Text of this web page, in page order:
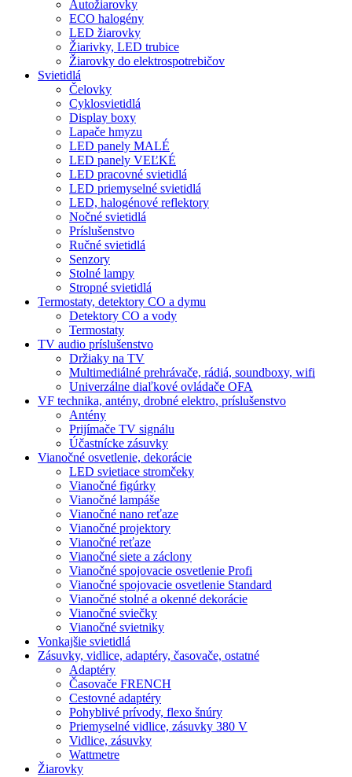
Autožiarovky
ECO halogény
LED žiarovky
Žiarivky, LED trubice
Žiarovky do elektrospotrebičov
Svietidlá
Čelovky
Cyklosvietidlá
Display boxy
Lapače hmyzu
LED panely MALÉ
LED panely VEĽKÉ
LED pracovné svietidlá
LED priemyselné svietidlá
LED, halogénové reflektory
Nočné svietidlá
Príslušenstvo
Ručné svietidlá
Senzory
Stolné lampy
Stropné svietidlá
Termostaty, detektory CO a dymu
Detektory CO a vody
Termostaty
TV audio príslušenstvo
Držiaky na TV
Multimediálné prehrávače, rádiá, soundboxy, wifi
Univerzálne diaľkové ovládače OFA
VF technika, antény, drobné elektro, príslušenstvo
Antény
Prijímače TV signálu
Účastnícke zásuvky
Vianočné osvetlenie, dekorácie
LED svietiace stromčeky
Vianočné figúrky
Vianočné lampáše
Vianočné nano reťaze
Vianočné projektory
Vianočné reťaze
Vianočné siete a záclony
Vianočné spojovacie osvetlenie Profi
Vianočné spojovacie osvetlenie Standard
Vianočné stolné a okenné dekorácie
Vianočné sviečky
Vianočné svietniky
Vonkajšie svietidlá
Zásuvky, vidlice, adaptéry, časovače, ostatné
Adaptéry
Časovače FRENCH
Cestovné adaptéry
Pohyblivé prívody, flexo šnúry
Priemyselné vidlice, zásuvky 380 V
Vidlice, zásuvky
Wattmetre
Žiarovky